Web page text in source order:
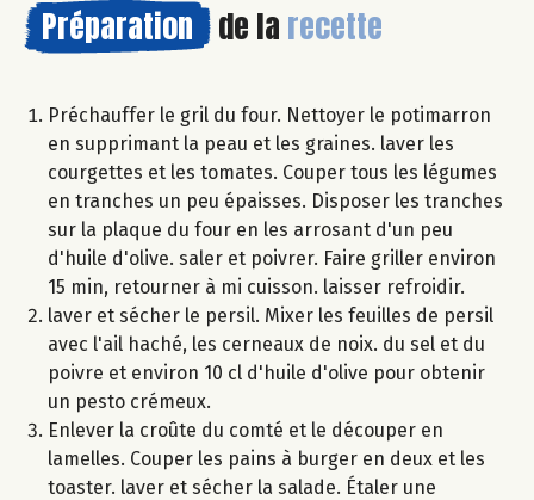
Préparation de la recette
Préchauffer le gril du four. Nettoyer le potimarron
en supprimant la peau et les graines. laver les
courgettes et les tomates. Couper tous les légumes
en tranches un peu épaisses. Disposer les tranches
sur la plaque du four en les arrosant d'un peu
d'huile d'olive. saler et poivrer. Faire griller environ
15 min, retourner à mi cuisson. laisser refroidir.
laver et sécher le persil. Mixer les feuilles de persil
avec l'ail haché, les cerneaux de noix. du sel et du
poivre et environ 10 cl d'huile d'olive pour obtenir
un pesto crémeux.
Enlever la croûte du comté et le découper en
lamelles. Couper les pains à burger en deux et les
toaster. laver et sécher la salade. Étaler une